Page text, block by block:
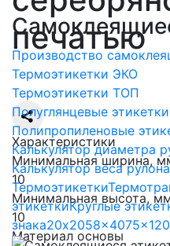
Производство
Термоэтикетки ЭКО
Термоэтикетки ТОП
Полуглянцевые этикетки
Полипропиленовые
Калькулятор диаметра
Калькулятор веса
Термоэтикетки
этикеткиКруглые
знака20x2058x4075x120
печатью
Характеристики
Минимальная ширина,
10
Минимальная высота,
10
Материал основы